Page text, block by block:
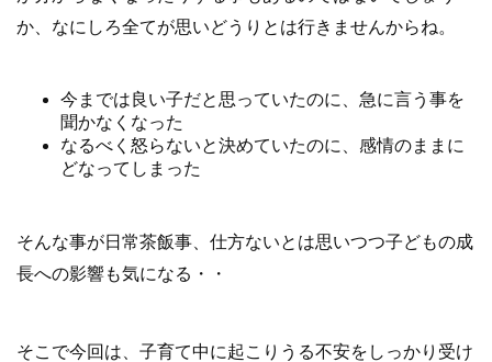
か、なにしろ全てが思いどうりとは行きませんからね。
今までは良い子だと思っていたのに、急に言う事を
聞かなくなった
なるべく怒らないと決めていたのに、感情のままに
どなってしまった
そんな事が日常茶飯事、仕方ないとは思いつつ子どもの成
長への影響も気になる・・
そこで今回は、子育て中に起こりうる不安をしっかり受け